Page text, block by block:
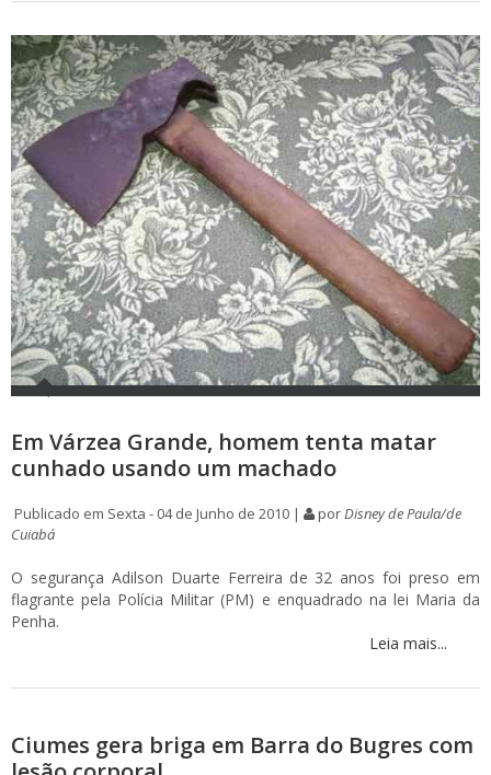
Em Várzea Grande, homem tenta matar
cunhado usando um machado
Publicado em Sexta - 04 de Junho de 2010 | porDisney de Paula/de
Cuiabá
O segurança Adilson Duarte Ferreira de 32 anos foi preso em
flagrante pela Polícia Militar (PM) e enquadrado na lei Maria da
Penha.
Leia mais...
Ciumes gera briga em Barra do Bugres com